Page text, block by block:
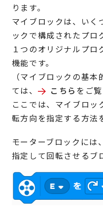
ります。
マイブロックは、いく
ックで構成されたプロ
１つのオリジナルプロ
機能です。
（マイブロックの基
ては、
こちら をご
ここでは、マイブロッ
転方向を指定する方法
モーターブロックには
指定して回転させるブ